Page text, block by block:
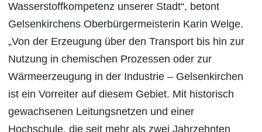
Wasserstoffkompetenz unserer Stadt“, betont
Gelsenkirchens Oberbürgermeisterin Karin Welge.
„Von der Erzeugung über den Transport bis hin zur
Nutzung in chemischen Prozessen oder zur
Wärmeerzeugung in der Industrie – Gelsenkirchen
ist ein Vorreiter auf diesem Gebiet. Mit historisch
gewachsenen Leitungsnetzen und einer
Hochschule, die seit mehr als zwei Jahrzehnten